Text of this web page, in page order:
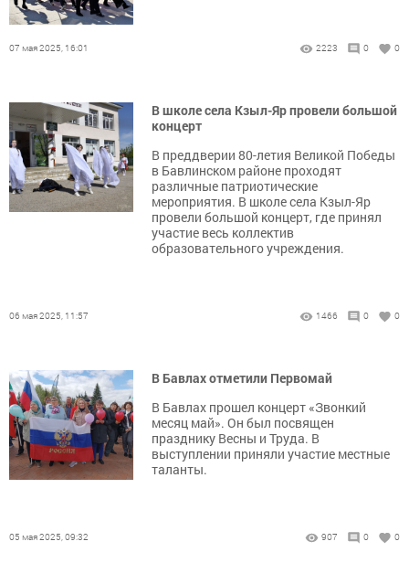
07 мая 2025, 16:01 2223 0 0
В школе села Кзыл-Яр провели большой
концерт
В преддверии 80-летия Великой Победы
в Бавлинском районе проходят
различные патриотические
мероприятия. В школе села Кзыл-Яр
провели большой концерт, где принял
участие весь коллектив
образовательного учреждения.
06 мая 2025, 11:57 1466 0 0
В Бавлах отметили Первомай
В Бавлах прошел концерт «Звонкий
месяц май». Он был посвящен
празднику Весны и Труда. В
выступлении приняли участие местные
таланты.
05 мая 2025, 09:32 907 0 0